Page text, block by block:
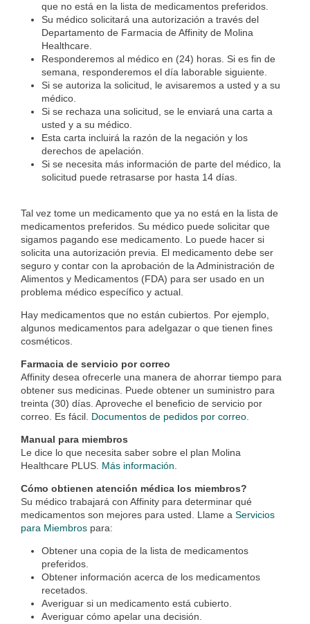
que no está en la lista de medicamentos preferidos.
Su médico solicitará una autorización a través del
Departamento de Farmacia de Affinity de Molina
Healthcare.
Responderemos al médico en (24) horas. Si es fin de
semana, responderemos el día laborable siguiente.
Si se autoriza la solicitud, le avisaremos a usted y a su
médico.
Si se rechaza una solicitud, se le enviará una carta a
usted y a su médico.
Esta carta incluirá la razón de la negación y los
derechos de apelación.
Si se necesita más información de parte del médico, la
solicitud puede retrasarse por hasta 14 días.
Tal vez tome un medicamento que ya no está en la lista de
medicamentos preferidos. Su médico puede solicitar que
sigamos pagando ese medicamento. Lo puede hacer si
solicita una autorización previa. El medicamento debe ser
seguro y contar con la aprobación de la Administración de
Alimentos y Medicamentos (FDA) para ser usado en un
problema médico específico y actual.
Hay medicamentos que no están cubiertos. Por ejemplo,
algunos medicamentos para adelgazar o que tienen fines
cosméticos.
Farmacia de servicio por correo
Affinity desea ofrecerle una manera de ahorrar tiempo para
obtener sus medicinas. Puede obtener un suministro para
treinta (30) días. Aproveche el beneficio de servicio por
correo. Es fácil. Documentos de pedidos por correo.
Manual para miembros
Le dice lo que necesita saber sobre el plan Molina
Healthcare PLUS. Más información.
Cómo obtienen atención médica los miembros?
Su médico trabajará con Affinity para determinar qué
medicamentos son mejores para usted. Llame a Servicios
para Miembros para:
Obtener una copia de la lista de medicamentos
preferidos.
Obtener información acerca de los medicamentos
recetados.
Averiguar si un medicamento está cubierto.
Averiguar cómo apelar una decisión.